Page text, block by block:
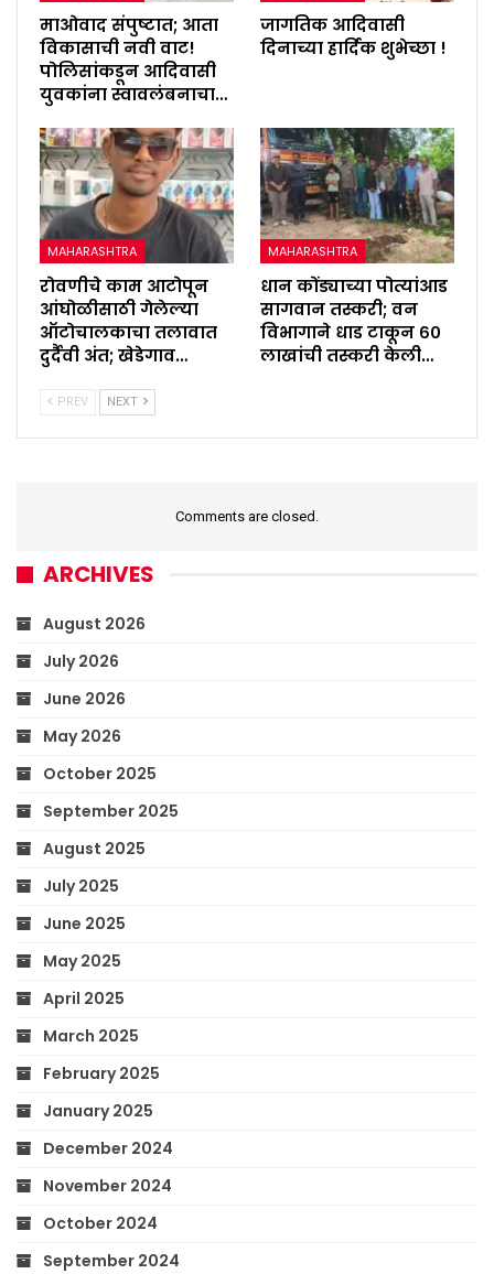
माओवाद संपुष्टात; आता
विकासाची नवी वाट!
पोलिसांकडून आदिवासी
युवकांना स्वावलंबनाचा…
जागतिक आदिवासी
दिनाच्या हार्दिक शुभेच्छा !
MAHARASHTRA
रोवणीचे काम आटोपून
आंघोळीसाठी गेलेल्या
ऑटोचालकाचा तलावात
दुर्दैवी अंत; खेडेगाव…
MAHARASHTRA
धान कोंड्याच्या पोत्यांआड
सागवान तस्करी; वन
विभागाने धाड टाकून ६०
लाखांची तस्करी केली…
PREV NEXT
Comments are closed.
ARCHIVES
August 2026
July 2026
June 2026
May 2026
October 2025
September 2025
August 2025
July 2025
June 2025
May 2025
April 2025
March 2025
February 2025
January 2025
December 2024
November 2024
October 2024
September 2024